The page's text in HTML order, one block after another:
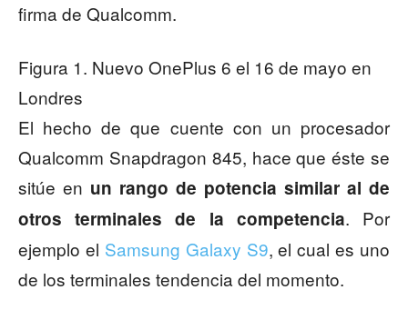
firma de Qualcomm.
Figura 1. Nuevo OnePlus 6 el 16 de mayo en
Londres
El hecho de que cuente con un procesador
Qualcomm Snapdragon 845, hace que éste se
sitúe en un rango de potencia similar al de
otros terminales de la competencia. Por
ejemplo el Samsung Galaxy S9, el cual es uno
de los terminales tendencia del momento.